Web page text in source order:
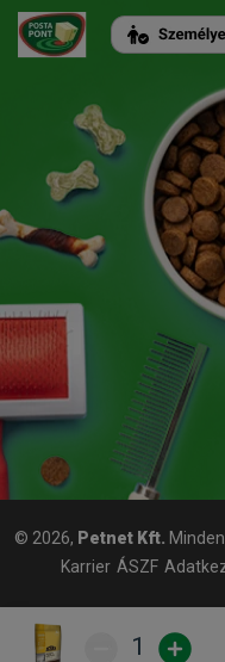
1
© 2026, Petnet Kft.
Karrier ÁSZF